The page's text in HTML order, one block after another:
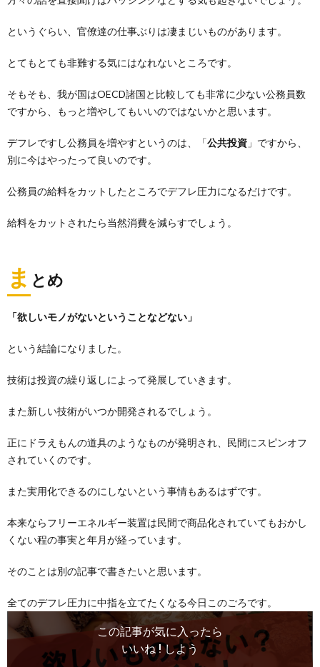
というぐらい、官僚達の仕事ぶりは凄まじいものがあります。
とてもとても非難する気にはなれないところです。
そもそも、我が国はOECD諸国と比較しても非常に少ない公務員数
ですから、もっと増やしてもいいのではないかと思います。
デフレですし公務員を増やすというのは、「公共投資 」ですから、
別に今はやったって良いのです。
公務員の給料をカットしたところでデフレ圧力になるだけです。
給料をカットされたら当然消費を減らすでしょう。
ま とめ
「欲しいモノがないということなどない」
という結論になりました。
技術は投資の繰り返しによって発展していきます。
また新しい技術がいつか開発されるでしょう。
正にドラえもんの道具のようなものが発明され、民間にスピンオフ
されていくのです。
また実用化できるのにしないという事情もあるはずです。
本来ならフリーエネルギー装置は民間で商品化されていてもおかし
くない程の事実と年月が経っています。
そのことは別の記事で書きたいと思います。
全てのデフレ圧力に中指を立てたくなる今日このごろです。
この記事が気に入ったら
いいね ! しよう